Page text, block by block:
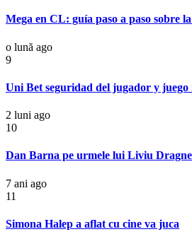
Mega en CL: guía paso a paso sobre
o lună ago
9
Uni Bet seguridad del jugador y juego
2 luni ago
10
Dan Barna pe urmele lui Liviu
7 ani ago
11
Simona Halep a aflat cu cine va juca